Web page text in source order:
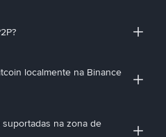
localmente na Binance
na zona de